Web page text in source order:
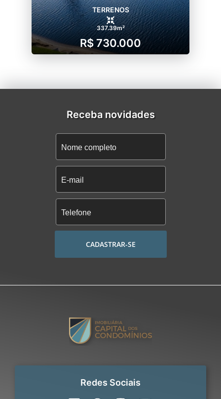
TERRENOS
337.39m²
R$ 730.000
Receba novidades
CADASTRAR-SE
Redes Sociais